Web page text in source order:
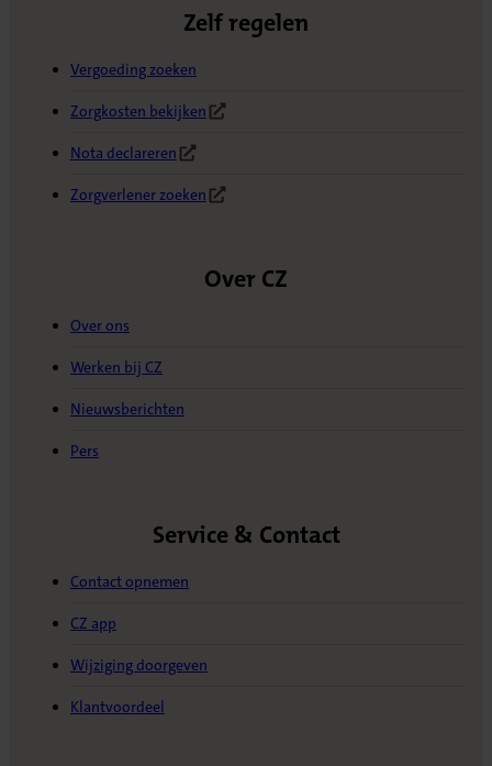
Zelf regelen
Vergoeding zoeken
Zorgkosten bekijken
(Opent in nieuw tabblad)
Nota declareren
(Opent in nieuw tabblad)
Zorgverlener zoeken
(Opent in nieuw tabblad)
Over CZ
Over ons
Werken bij CZ
Nieuwsberichten
Pers
Service & Contact
Contact opnemen
CZ app
Wijziging doorgeven
Klantvoordeel